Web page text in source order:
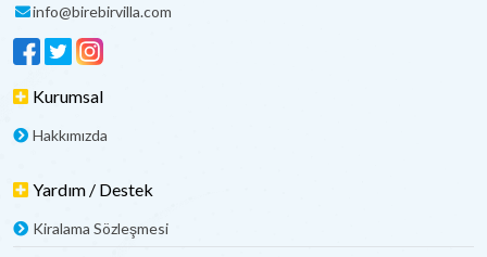
info@birebirvilla.com
Kurumsal
Hakkımızda
Yardım / Destek
Kiralama Sözleşmesi